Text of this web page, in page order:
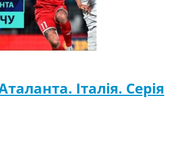
Італія. Серія